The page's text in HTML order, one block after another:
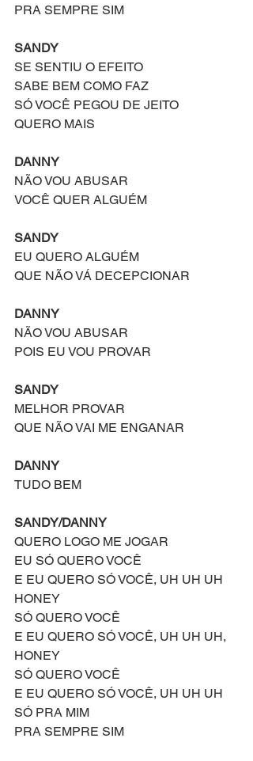
PRA SEMPRE SIM
SANDY
SE SENTIU O EFEITO
SABE BEM COMO FAZ
SÓ VOCÊ PEGOU DE JEITO
QUERO MAIS
DANNY
NÃO VOU ABUSAR
VOCÊ QUER ALGUÉM
SANDY
EU QUERO ALGUÉM
QUE NÃO VÁ DECEPCIONAR
DANNY
NÃO VOU ABUSAR
POIS EU VOU PROVAR
SANDY
MELHOR PROVAR
QUE NÃO VAI ME ENGANAR
DANNY
TUDO BEM
SANDY/DANNY
QUERO LOGO ME JOGAR
EU SÓ QUERO VOCÊ
E EU QUERO SÓ VOCÊ, UH UH UH
HONEY
SÓ QUERO VOCÊ
E EU QUERO SÓ VOCÊ, UH UH UH,
HONEY
SÓ QUERO VOCÊ
E EU QUERO SÓ VOCÊ, UH UH UH
SÓ PRA MIM
PRA SEMPRE SIM